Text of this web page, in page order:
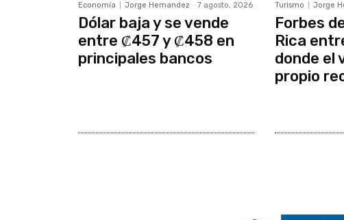
Economía Jorge Hernandez - 7 agosto, 2026
Dólar baja y se vende
entre ₡457 y ₡458 en
principales bancos
Turismo Jorge
Forbes
Rica
donde el
propio